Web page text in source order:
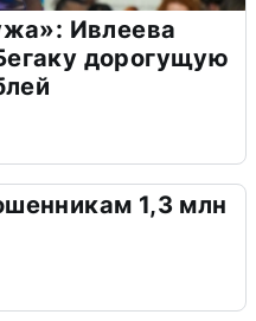
Ивлеева
дорогущую
1,3 млн